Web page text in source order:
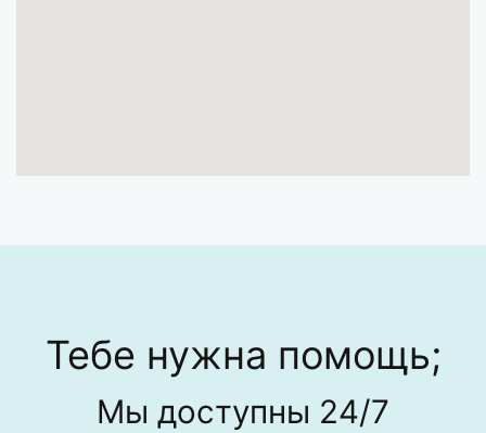
Тебе нужна помощь;
Мы доступны 24/7